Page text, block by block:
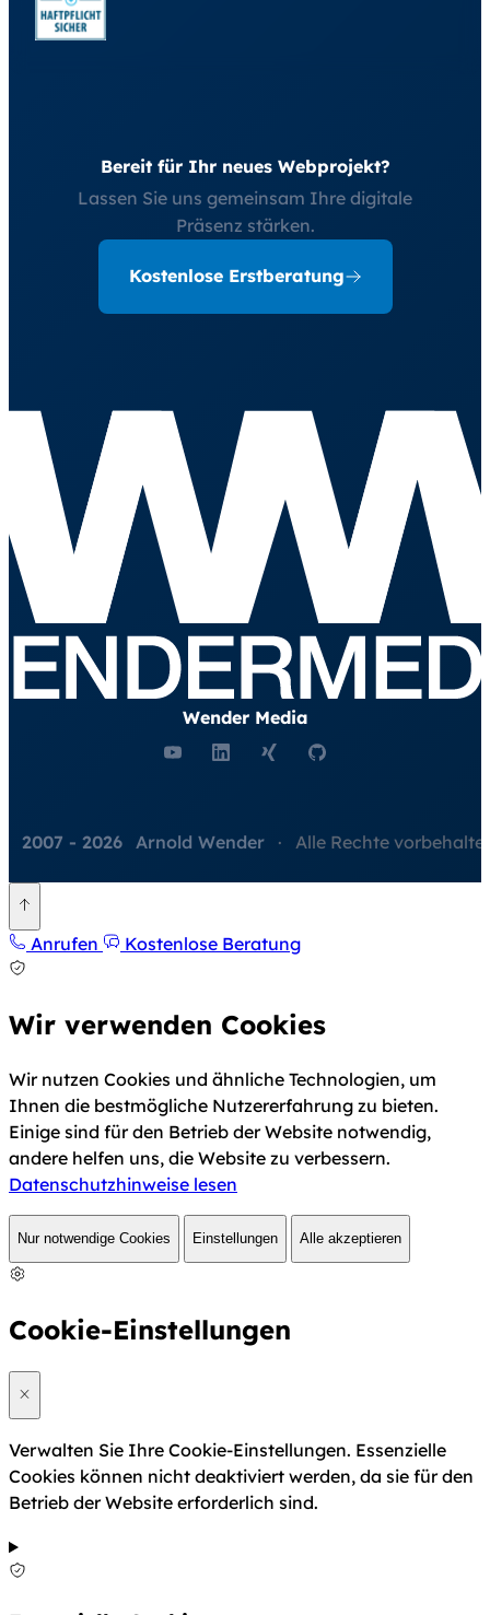
Bereit für Ihr neues Webprojekt?
Lassen Sie uns gemeinsam Ihre digitale
Präsenz stärken.
Kostenlose Erstberatung
Wender Media
2007 - 2026 Arnold Wender · Alle Rechte
Anrufen Kostenlose Beratung
Wir verwenden Cookies
Wir nutzen Cookies und ähnliche Technologien, um
Ihnen die bestmögliche Nutzererfahrung zu bieten.
Einige sind für den Betrieb der Website notwendig,
andere helfen uns, die Website zu verbessern.
Datenschutzhinweise lesen
Nur notwendige Cookies Einstellungen Alle akzeptieren
Cookie-Einstellungen
Verwalten Sie Ihre Cookie-Einstellungen. Essenzielle
Cookies können nicht deaktiviert werden, da sie für den
Betrieb der Website erforderlich sind.